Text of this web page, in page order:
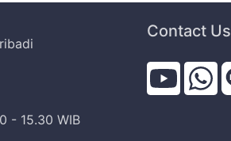
- 15.30 WIB
Contact Us